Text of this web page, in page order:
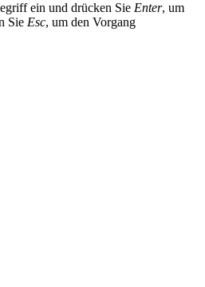
ein und drücken Sie Enter, um
Sie Esc, um den Vorgang